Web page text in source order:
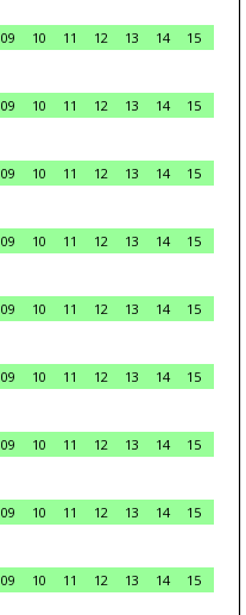
09 10 11 12 13 14
15
09 10 11 12 13 14
15
09 10 11 12 13 14
15
09 10 11 12 13 14
15
09 10 11 12 13 14
15
09 10 11 12 13 14
15
09 10 11 12 13 14
15
09 10 11 12 13 14
15
09 10 11 12 13 14
15